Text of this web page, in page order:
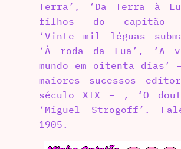
Terra’, ‘Da Terra à
filhos do capitão
‘Vinte mil léguas
‘À roda da Lua’, ‘A
mundo em oitenta dias’
maiores sucessos
século XIX – , ‘O
‘Miguel Strogoff’.
1905.